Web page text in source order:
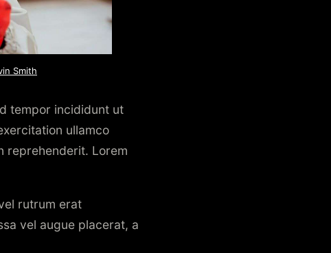
Smith
tempor incididunt ut
ullamco
reprehenderit. Lorem
rutrum erat
vel augue placerat, a